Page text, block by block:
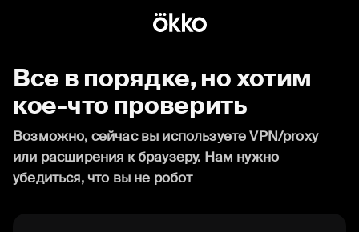
Все в порядке, но хотим
кое-что проверить
Возможно, сейчас вы используете VPN/proxy
или расширения к браузеру. Нам нужно
убедиться, что вы не робот